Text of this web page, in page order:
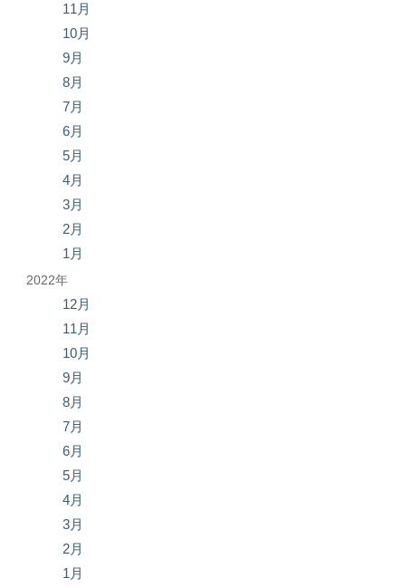
11月
10月
9月
8月
7月
6月
5月
4月
3月
2月
1月
2022年
12月
11月
10月
9月
8月
7月
6月
5月
4月
3月
2月
1月